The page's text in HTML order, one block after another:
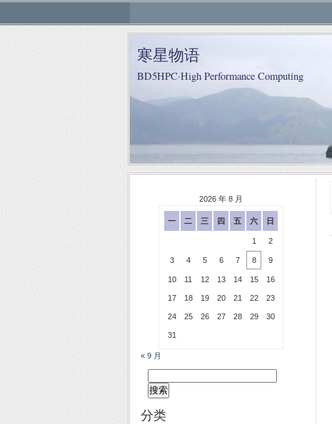
寒星物语
BD5HPC·High Performance Computing
2026 年 8 月
一 二 三 四 五 六 日
1 2
3 4 5 6 7 8 9
10 11 12 13 14 15 16
17 18 19 20 21 22 23
24 25 26 27 28 29 30
31
« 9 月
索：
分类